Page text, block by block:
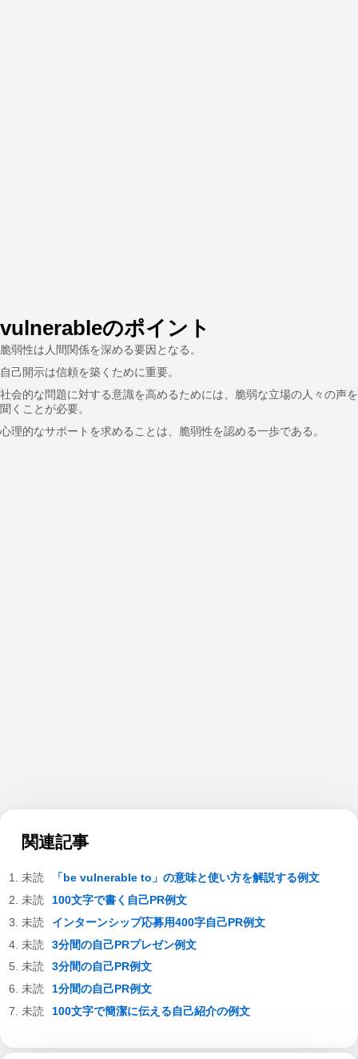
vulnerableのポイント
脆弱性は人間関係を深める要因となる。
自己開示は信頼を築くために重要。
社会的な問題に対する意識を高めるためには、脆弱な立場の人々の声を
聞くことが必要。
心理的なサポートを求めることは、脆弱性を認める一歩である。
関連記事
「be vulnerable to」の意味と使い方を解説する例文
100文字で書く自己PR例文
インターンシップ応募用400字自己PR例文
3分間の自己PRプレゼン例文
3分間の自己PR例文
1分間の自己PR例文
100文字で簡潔に伝える自己紹介の例文